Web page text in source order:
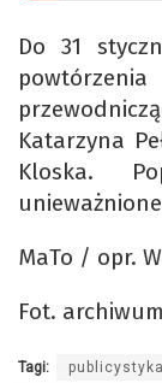
Do 31
Katarzyna
Kloska.
MaTo / opr.
Fot.
Tagi: publicystyka